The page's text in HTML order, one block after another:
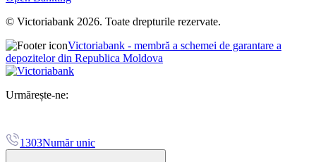
© Victoriabank 2026. Toate drepturile rezervate.
Victoriabank - membră a schemei de garantare a
depozitelor din Republica Moldova
Urmărește-ne:
1303Număr unic